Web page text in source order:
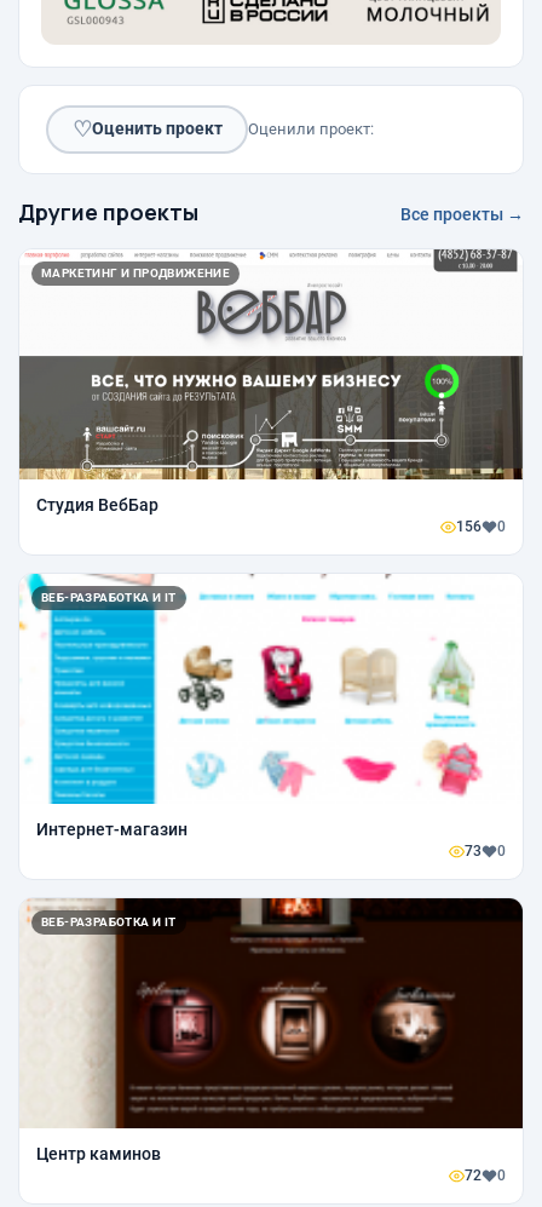
♡Оценить проект Оценили проект:
Другие проекты Все проекты →
МАРКЕТИНГ И ПРОДВИЖЕНИЕ
Студия ВебБар
156 0
ВЕБ-РАЗРАБОТКА И IT
Интернет-магазин
73 0
ВЕБ-РАЗРАБОТКА И IT
Центр каминов
72 0